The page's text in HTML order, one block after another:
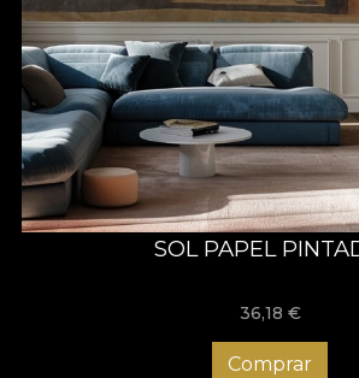
SOL PAPEL
36,18 €
Comprar